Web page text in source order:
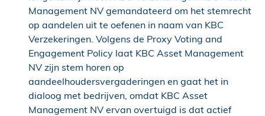
Management NV gemandateerd om het stemrecht
op aandelen uit te oefenen in naam van KBC
Verzekeringen. Volgens de Proxy Voting and
Engagement Policy laat KBC Asset Management
NV zijn stem horen op
aandeelhoudersvergaderingen en gaat het in
dialoog met bedrijven, omdat KBC Asset
Management NV ervan overtuigd is dat actief